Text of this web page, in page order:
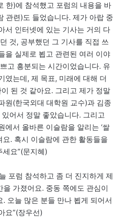
한)에 참석했고 포럼의 내용을 바
관련)도 들었습니다. 제가 아랍 중
서 인터넷에 있는 기사는 거의 다
것, 공부했던 그 기사를 직접 쓰
을 실제로 뵙고 관련된 여러 이야
고 흥분되는 시간이었습니다. 유
였는데, 제 목표, 미래에 대해 더
된 것 같아요. 그리고 제가 정말
원(한국외대 대학원 교수)과 김종
어서 정말 좋았습니다. 그리고
에서 올바른 이슬람을 알리는 ‘쌀
요. 혹시 이슬람에 관한 활동들을
요”(문지혜)
포럼 참석하고 좀 더 진지하게 제
가졌어요. 중동 쪽에도 관심이
오늘 많은 분들 만나 뵙게 되어서
요”(장우선)